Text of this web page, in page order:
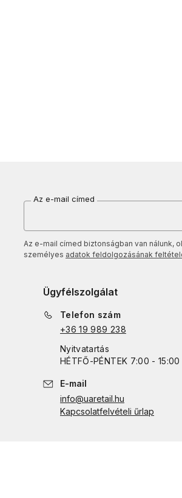
Az e-mail címed
Az e-mail címed biztonságban van nálunk,
személyes adatok feldolgozásának
Ügyfélszolgálat
Telefon szám
+36 19 989 238
Nyitvatartás
HÉTFŐ-PÉNTEK 7:00 - 15:00
E-mail
info@uaretail.hu
Kapcsolatfelvételi űrlap